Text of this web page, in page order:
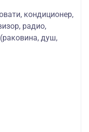
кондиционер,
радио,
душ,